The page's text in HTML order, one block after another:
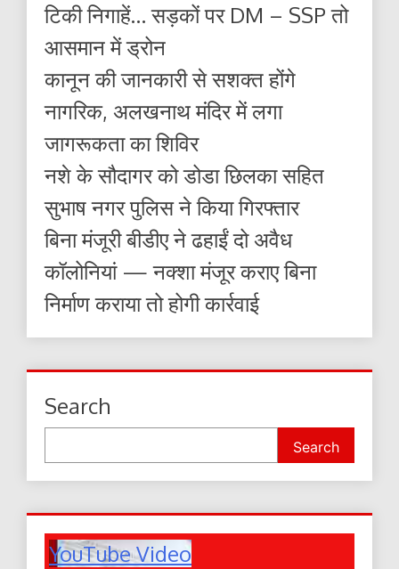
टिकी निगाहें… सड़कों पर DM – SSP तो
आसमान में ड्रोन
कानून की जानकारी से सशक्त होंगे
नागरिक, अलखनाथ मंदिर में लगा
जागरूकता का शिविर
नशे के सौदागर को डोडा छिलका सहित
सुभाष नगर पुलिस ने किया गिरफ्तार
बिना मंजूरी बीडीए ने ढहाईं दो अवैध
कॉलोनियां — नक्शा मंजूर कराए बिना
निर्माण कराया तो होगी कार्रवाई
Search
Search
YouTube Video